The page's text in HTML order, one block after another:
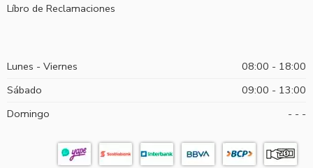
Líbro de Reclamaciones
Lunes - Viernes
08:00 - 18:00
Sábado
09:00 - 13:00
Domingo
- - -